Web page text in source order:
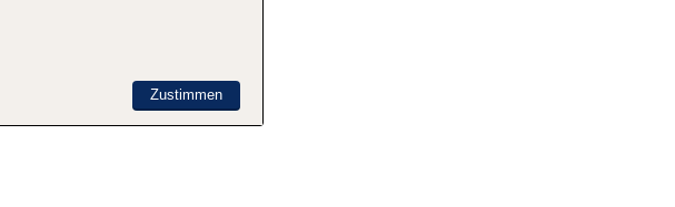
Zustimmen